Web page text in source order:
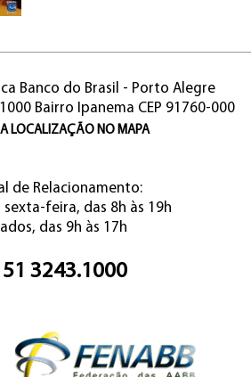
Banco do Brasil - Porto Alegre
Bairro Ipanema CEP 91760-000
A LOCALIZAÇÃO NO MAPA
de Relacionamento:
sexta-feira, das 8h às 19h
das 9h às 17h
51 3243.1000